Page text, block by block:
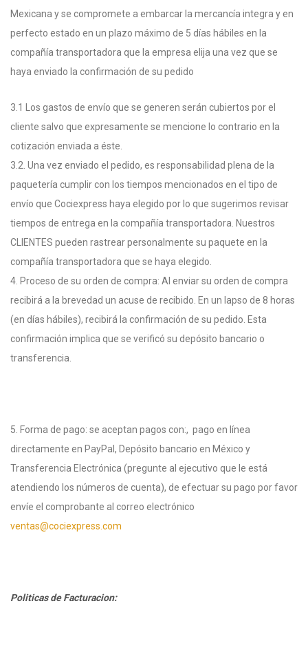
Mexicana y se compromete a embarcar la mercancía integra y en
perfecto estado en un plazo máximo de 5 días hábiles en la
compañía transportadora que la empresa elija una vez que se
haya enviado la confirmación de su pedido
3.1 Los gastos de envío que se generen serán cubiertos por el
cliente salvo que expresamente se mencione lo contrario en la
cotización enviada a éste.
3.2. Una vez enviado el pedido, es responsabilidad plena de la
paquetería cumplir con los tiempos mencionados en el tipo de
envío que Cociexpress haya elegido por lo que sugerimos revisar
tiempos de entrega en la compañía transportadora. Nuestros
CLIENTES pueden rastrear personalmente su paquete en la
compañía transportadora que se haya elegido.
4. Proceso de su orden de compra: Al enviar su orden de compra
recibirá a la brevedad un acuse de recibido. En un lapso de 8 horas
(en días hábiles), recibirá la confirmación de su pedido. Esta
confirmación implica que se verificó su depósito bancario o
transferencia.
5. Forma de pago: se aceptan pagos con:, pago en línea
directamente en PayPal, Depósito bancario en México y
Transferencia Electrónica (pregunte al ejecutivo que le está
atendiendo los números de cuenta), de efectuar su pago por favor
envíe el comprobante al correo electrónico
ventas@cociexpress.com
Politicas de Facturacion: